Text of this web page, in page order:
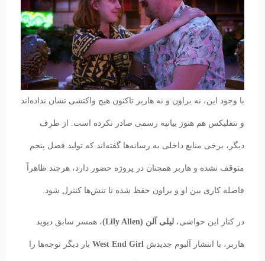
با وجود این، نه براون و نه هاربر تاکنون هیچ واکنشی نشان نداده‌اند
و نتفلیکس هم هنوز بیانیه رسمی صادر نکرده است. از طرف
دیگر، برخی منابع داخلی به رسانه‌ها گفته‌اند که تولید فصل پنجم
متوقف نشده و هاربر همچنان در پروژه حضور دارد، هرچند ظاهراً
فاصله کاری بین او و براون حفظ شده تا تنش‌ها کنترل شود.
در کنار این حواشی، لیلی آلن (Lily Allen) ، همسر سابق دیوید
هاربر، با انتشار آلبوم جدیدش West End Girl بار دیگر توجه‌ها را